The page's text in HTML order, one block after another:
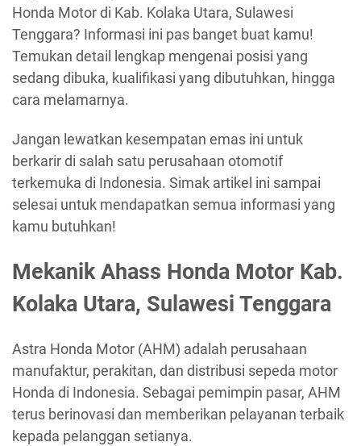
Honda Motor di Kab. Kolaka Utara, Sulawesi
Tenggara? Informasi ini pas banget buat kamu!
Temukan detail lengkap mengenai posisi yang
sedang dibuka, kualifikasi yang dibutuhkan, hingga
cara melamarnya.
Jangan lewatkan kesempatan emas ini untuk
berkarir di salah satu perusahaan otomotif
terkemuka di Indonesia. Simak artikel ini sampai
selesai untuk mendapatkan semua informasi yang
kamu butuhkan!
Mekanik Ahass Honda Motor Kab.
Kolaka Utara, Sulawesi Tenggara
Astra Honda Motor (AHM) adalah perusahaan
manufaktur, perakitan, dan distribusi sepeda motor
Honda di Indonesia. Sebagai pemimpin pasar, AHM
terus berinovasi dan memberikan pelayanan terbaik
kepada pelanggan setianya.